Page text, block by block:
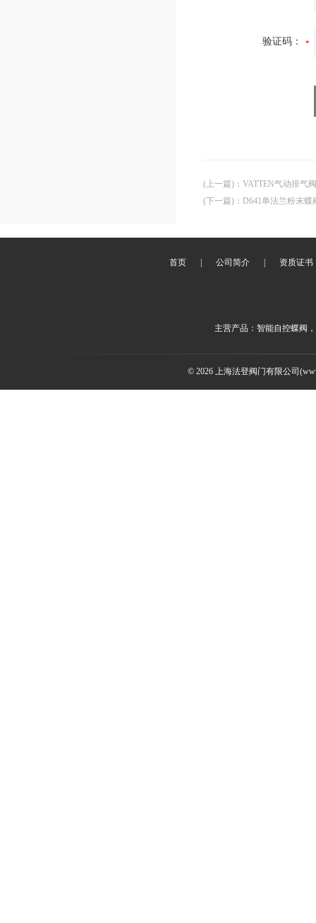
验证码：
(上一篇) ： VATTEN气动排气
(下一篇) ： D641单法兰粉末
首页 公司简介 资质证书
主营产品：智能自控蝶阀
© 2026 上海法登阀门有限公司